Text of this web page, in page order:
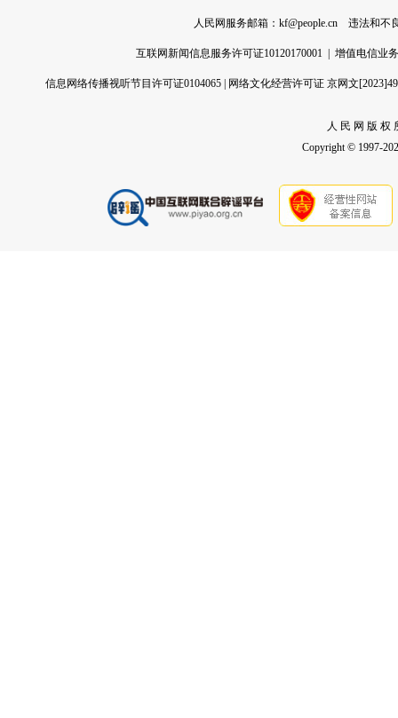
人民网服务邮箱： kf@people.cn 违法和不
互联网新闻信息服务许可证10120170001 增值电信业
信息网络传播视听节目许可证0104065 网络文化经营许可证 京网文
人 民 网 版 权
Copyright © 1997-